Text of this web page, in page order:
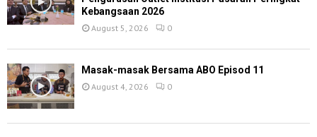
Kebangsaan 2026
August 5, 2026 0
Masak-masak Bersama ABO Episod 11
August 4, 2026 0